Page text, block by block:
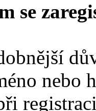
se
nebo